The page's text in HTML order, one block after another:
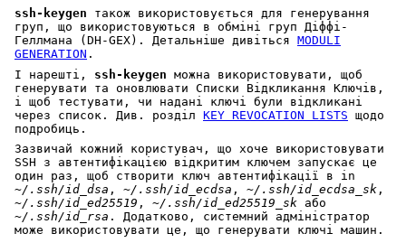
ssh-keygen також використовується для генерування
груп, що використовуються в обміні груп Діффі-
Геллмана (DH-GEX). Детальніше дивіться MODULI
GENERATION .
І нарешті, ssh-keygen можна використовувати, щоб
генерувати та оновлювати Списки Відкликання Ключів,
і щоб тестувати, чи надані ключі були відкликані
через список. Див. розділ KEY REVOCATION LISTS щодо
подробиць.
Зазвичай кожний користувач, що хоче використовувати
SSH з автентифікацією відкритим ключем запускає це
один раз, щоб створити ключ автентифікації в in
~/.ssh/id_dsa , ~/.ssh/id_ecdsa , ~/.ssh/id_ecdsa_sk ,
~/.ssh/id_ed25519 , ~/.ssh/id_ed25519_sk або
~/.ssh/id_rsa . Додатково, системний адміністратор
може використовувати це, що генерувати ключі машин.